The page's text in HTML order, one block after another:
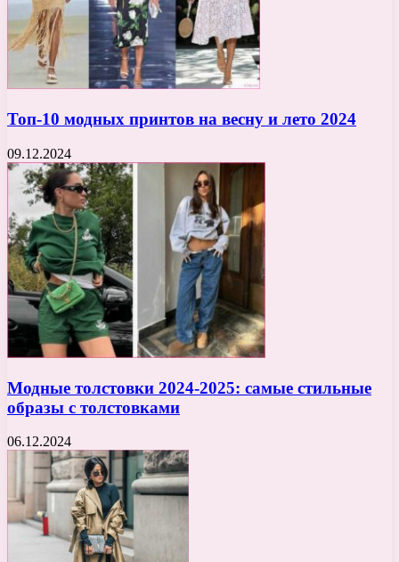
Топ-10 модных принтов на весну и лето 2024
09.12.2024
Модные толстовки 2024-2025: самые стильные
образы с толстовками
06.12.2024